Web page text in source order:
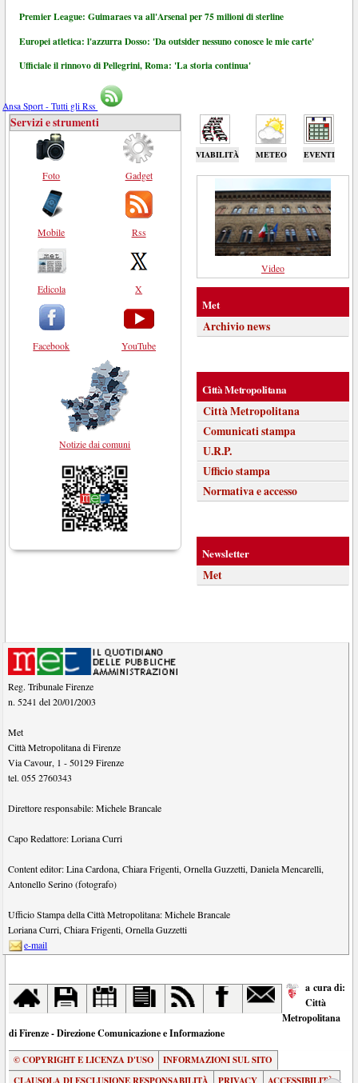
Premier League: Guimaraes va all'Arsenal per 75 milioni di sterline
Europei atletica: l'azzurra Dosso: 'Da outsider nessuno conosce le mie carte'
Ufficiale il rinnovo di Pellegrini, Roma: 'La storia continua'
Ansa Sport - Tutti gli Rss
VIABILITÀ METEO EVENTI
Servizi e strumenti
Foto
Mobile
Edicola
Facebook
Gadget
Rss
X
YouTube
Notizie dai comuni
Video
Met
Archivio news
Città Metropolitana
Città Metropolitana
Comunicati stampa
U.R.P.
Ufficio stampa
Normativa e accesso
Newsletter
Met
Reg. Tribunale Firenze
n. 5241 del 20/01/2003
Met
Città Metropolitana di Firenze
Via Cavour, 1 - 50129 Firenze
tel.055 2760343
Direttore responsabile:Michele Brancale
Capo Redattore:Loriana Curri
Content editor:Lina Cardona,Chiara Frigenti,Ornella Guzzetti,Daniela Mencarelli,
Antonello Serino (fotografo)
Ufficio Stampa della Città Metropolitana:Michele Brancale
Loriana Curri,Chiara Frigenti,Ornella Guzzetti
e-mail
a cura di:
Città
Metropolitana
di Firenze - Direzione Comunicazione e Informazione
© COPYRIGHT E LICENZA D'USO
INFORMAZIONI SUL SITO
CLAUSOLA DI ESCLUSIONE RESPONSABILITÀ
PRIVACY ACCESSIBILITÀ